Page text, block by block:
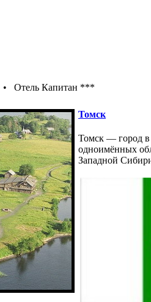
• Отель Капитан ***
Томск
Томск — город в
одноимённых
Западной